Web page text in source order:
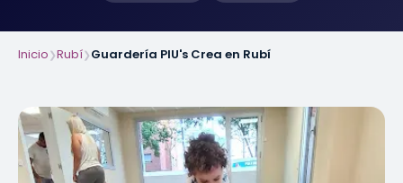
Inicio❯Rubí❯Guardería PIU's Crea en Rubí